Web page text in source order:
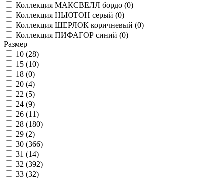
Коллекция МАКСВЕЛЛ бордо (0)
Коллекция НЬЮТОН серый (0)
Коллекция ШЕРЛОК коричневый (0)
Коллекция ПИФАГОР синий (0)
Размер
10 (28)
15 (10)
18 (0)
20 (4)
22 (5)
24 (9)
26 (11)
28 (180)
29 (2)
30 (366)
31 (14)
32 (392)
33 (32)